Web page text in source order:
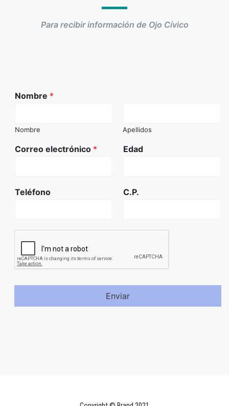
Para recibir información de Ojo Cívico
Nombre *
Nombre Apellidos
Correo electrónico * Edad
Teléfono C.P.
Enviar